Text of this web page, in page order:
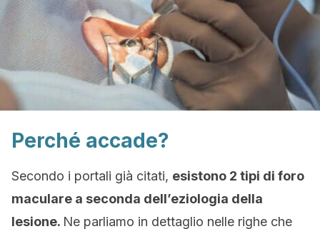
Perché accade?
Secondo i portali già citati, esistono 2 tipi di foro
maculare a seconda dell’eziologia della
lesione. Ne parliamo in dettaglio nelle righe che